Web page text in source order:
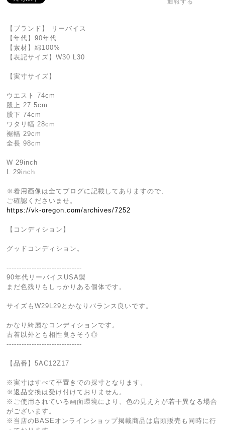
通報する
【ブランド】 リーバイス
【年代】90年代
【素材】綿100%
【表記サイズ】W30 L30
【実寸サイズ】
ウエスト 74cm
股上 27.5cm
股下 74cm
ワタリ幅 28cm
裾幅 29cm
全長 98cm
W 29inch
L 29inch
※着用画像は全てブログに記載してありますので、
ご確認くださいませ。
https://vk-oregon.com/archives/7252
【コンディション】
グッドコンディション。
------------------------------
90年代リーバイスUSA製
まだ色残りもしっかりある個体です。
サイズもW29L29とかなりバランス良いです。
かなり綺麗なコンディションです。
古着以外とも相性良さそう◎
------------------------------
【品番】5AC12Z17
※実寸はすべて平置きでの採寸となります。
※返品交換は受け付けておりません。
※ご使用されている画面環境により、色の見え方が若干異なる場合
がございます。
※当店のBASEオンラインショップ掲載商品は店頭販売も同時に行